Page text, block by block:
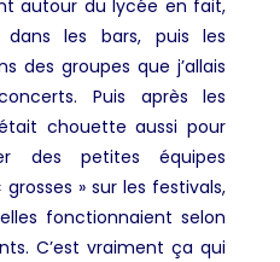
autour du lycée en fait,
les bars, puis les
des groupes que j’allais
Puis après les
chouette aussi pour
des petites équipes
» sur les festivals,
fonctionnaient selon
C’est vraiment ça qui